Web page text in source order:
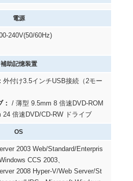
電源
240V(50/60Hz)
補助記憶装置
外付け3.5インチUSB接続（2モー
/ 薄型 9.5mm 8 倍速DVD-ROM
24 倍速DVD/CD-RW ドライブ
OS
2003 Web/Standard/Enterpris
CCS 2003、
2008 Hyper-V/Web Server/St